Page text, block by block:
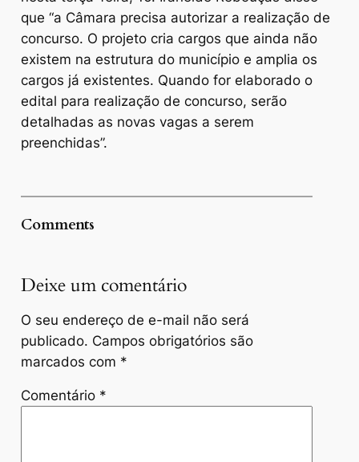
que “a Câmara precisa autorizar a realização de
concurso. O projeto cria cargos que ainda não
existem na estrutura do município e amplia os
cargos já existentes. Quando for elaborado o
edital para realização de concurso, serão
detalhadas as novas vagas a serem
preenchidas”.
Comments
Deixe um comentário
O seu endereço de e-mail não será
publicado. Campos obrigatórios são
marcados com *
Comentário *